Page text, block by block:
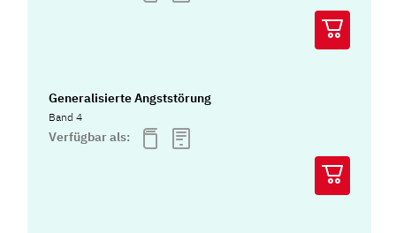
Generalisierte Angststörung
Band 4
Verfügbar als: